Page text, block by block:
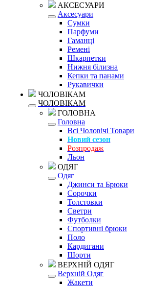
АКСЕСУАРИ
Аксесуари
Сумки
Парфуми
Гаманці
Ремені
Шкарпетки
Нижня білизна
Кепки та панами
Рукавички
ЧОЛОВІКАМ
ЧОЛОВІКАМ
ГОЛОВНА
Головна
Всі Чоловічі Товари
Новий сезон
Розпродаж
Льон
ОДЯГ
Одяг
Джинси та Брюки
Сорочки
Толстовки
Светри
Футболки
Спортивні брюки
Поло
Кардигани
Шорти
ВЕРХНІЙ ОДЯГ
Верхній Одяг
Жакети